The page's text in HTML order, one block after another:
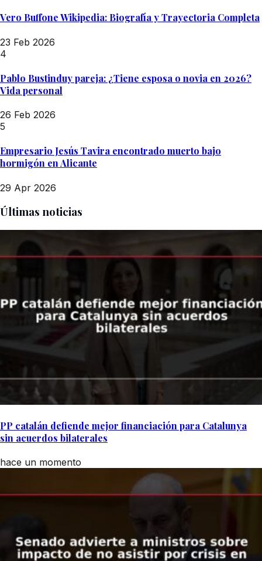
Vero Buffone Wikipedia: Biografía y Trayectoria Completa
23 Feb 2026
4
Pablo Bustinduy pareja: ¿Tiene esposa o novia en 2026?
Vida personal
26 Feb 2026
5
Empresario Jesús Tavira encontrado muerto bajo
hormigón en Alicante
29 Apr 2026
Últimas noticias
PP catalán defiende mejor financiación para Catalunya
sin acuerdos bilaterales
hace un momento